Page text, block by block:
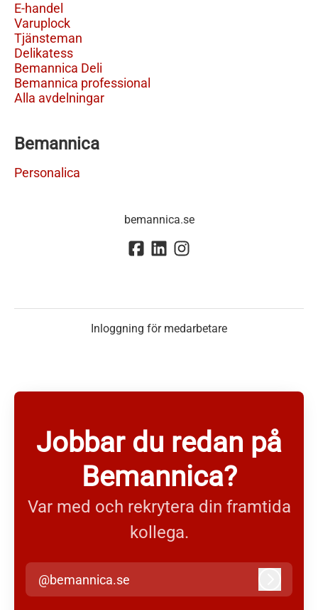
E-handel
Varuplock
Tjänsteman
Delikatess
Bemannica Deli
Bemannica professional
Alla avdelningar
Bemannica
Personalica
bemannica.se
Inloggning för medarbetare
Jobbar du redan på
Bemannica?
Var med och rekrytera din framtida
kollega.
@bemannica.se